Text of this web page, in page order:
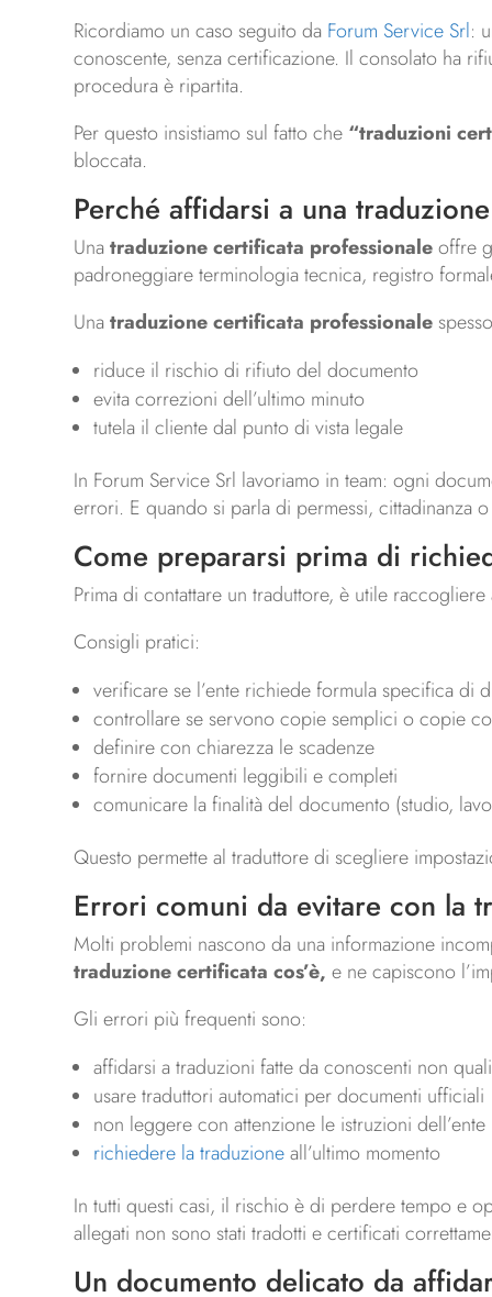
Ricordiamo un caso seguito da Forum Service Srl:
conoscente, senza certificazione. Il consolato ha
procedura è ripartita.
Per questo insistiamo sul fatto che “traduzioni
bloccata.
Perché affidarsi a una
Unatraduzione certificata professionaleoffre
padroneggiare terminologia tecnica, registro
Unatraduzione certificata professionale
riduce il rischio di rifiuto del documento
evita correzioni dell’ultimo minuto
tutela il cliente dal punto di vista legale
In Forum Service Srl lavoriamo in team: ogni
errori. E quando si parla di permessi, cittadinanza
Come prepararsi prima di
Prima di contattare un traduttore, è utile
Consigli pratici:
verificare se l’ente richiede formula specifica di
controllare se servono copie semplici o copie
definire con chiarezza le scadenze
fornire documenti leggibili e completi
comunicare la finalità del documento (studio,
Questo permette al traduttore di scegliere
Errori comuni da evitare con la
Molti problemi nascono da una informazione
traduzione certificata cos’è, e ne capiscono
Gli errori più frequenti sono:
affidarsi a traduzioni fatte da conoscenti non
usare traduttori automatici per documenti ufficiali
non leggere con attenzione le istruzioni dell’ente
richiedere la traduzioneall’ultimo momento
In tutti questi casi, il rischio è di perdere tempo e
allegati non sono stati tradotti e certificati
Un documento delicato da